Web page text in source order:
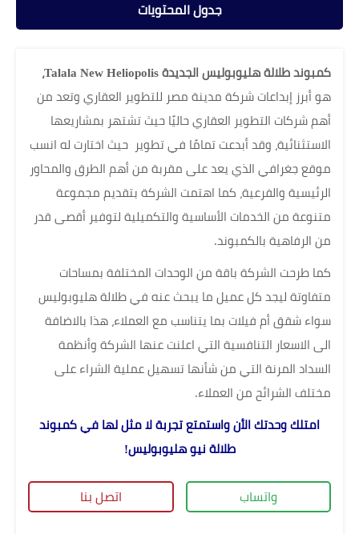
جدول المحتويات
كمبوند طلالة هليوبوليس الجديدة Talala New Heliopolis،
هو أبرز إبداعات شركة مدينة مصر للتطوير العقاري وتعد من
أهم شركات التطوير العقاري حاليًا حيث تشتهر بمشاريعها
الاستثنائية، وقد أبدعت تمامًا في تطوير حيث اختارت له انسب
موقع جغرافي الذي يعد على مقربة من أهم الطرق والمحاور
الرئيسية والفرعية، كما اهتمت الشركة بتقديم مجموعة
متنوعة من الخدمات الأساسية والتكميلية لتوفير أقصى قدر
من الرفاهية بالكمبوند.
كما طرحت الشركة باقة من الوحدات المختلفة بمساحات
متفاوتة ليجد كل عميل ما يبحث عنه في طلالة هليوبوليس
سواء شقق أم فيلات بما يتناسب مع العملاء، هذا بالاضافة
الى الاسعار التنافسية التي اعلنت عنها الشركة وأنظمة
السداد المرنة التي من شأنها تسهيل عملية الشراء على
مختلف الشرائح من العملاء.
امتلك وحدتك الأن واستمتع تجربة لا مثل لها في كمبوند
طلالة نيو هليوبوليس!
واتساب اتصل بنا